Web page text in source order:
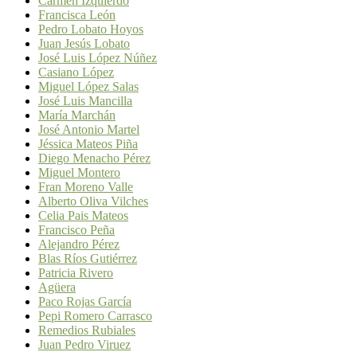
Francisca León
Pedro Lobato Hoyos
Juan Jesús Lobato
José Luis López Núñez
Casiano López
Miguel López Salas
José Luis Mancilla
María Marchán
José Antonio Martel
Jéssica Mateos Piña
Diego Menacho Pérez
Miguel Montero
Fran Moreno Valle
Alberto Oliva Vilches
Celia Pais Mateos
Francisco Peña
Alejandro Pérez
Blas Ríos Gutiérrez
Patricia Rivero
Agüera
Paco Rojas García
Pepi Romero Carrasco
Remedios Rubiales
Juan Pedro Viruez